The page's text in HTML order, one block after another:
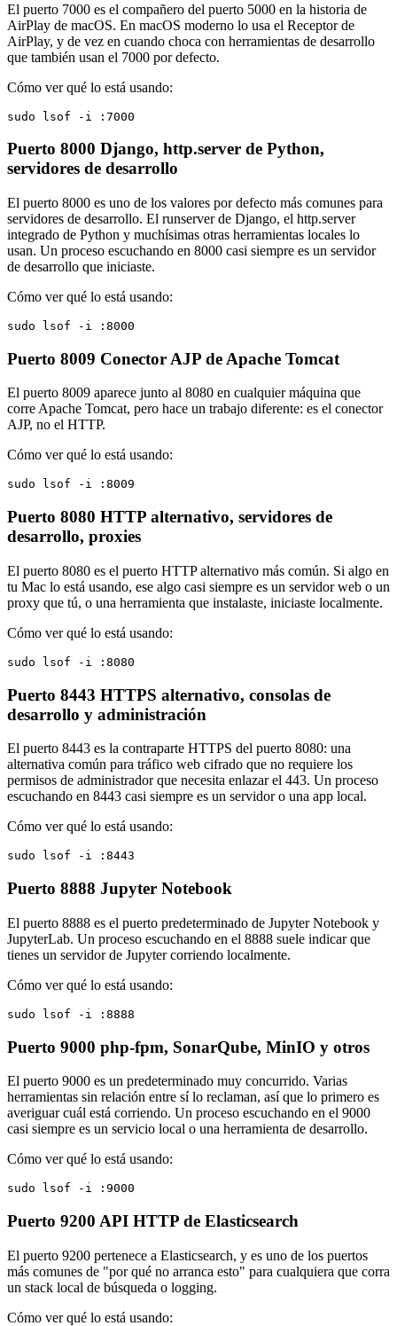
El puerto 7000 es el compañero del puerto 5000 en la historia de
AirPlay de macOS. En macOS moderno lo usa el Receptor de
AirPlay, y de vez en cuando choca con herramientas de desarrollo
que también usan el 7000 por defecto.
Cómo ver qué lo está usando:
sudo lsof -i :7000
Puerto 8000 Django, http.server de Python,
servidores de desarrollo
El puerto 8000 es uno de los valores por defecto más comunes para
servidores de desarrollo. El runserver de Django, el http.server
integrado de Python y muchísimas otras herramientas locales lo
usan. Un proceso escuchando en 8000 casi siempre es un servidor
de desarrollo que iniciaste.
Cómo ver qué lo está usando:
sudo lsof -i :8000
Puerto 8009 Conector AJP de Apache Tomcat
El puerto 8009 aparece junto al 8080 en cualquier máquina que
corre Apache Tomcat, pero hace un trabajo diferente: es el conector
AJP, no el HTTP.
Cómo ver qué lo está usando:
sudo lsof -i :8009
Puerto 8080 HTTP alternativo, servidores de
desarrollo, proxies
El puerto 8080 es el puerto HTTP alternativo más común. Si algo en
tu Mac lo está usando, ese algo casi siempre es un servidor web o un
proxy que tú, o una herramienta que instalaste, iniciaste localmente.
Cómo ver qué lo está usando:
sudo lsof -i :8080
Puerto 8443 HTTPS alternativo, consolas de
desarrollo y administración
El puerto 8443 es la contraparte HTTPS del puerto 8080: una
alternativa común para tráfico web cifrado que no requiere los
permisos de administrador que necesita enlazar el 443. Un proceso
escuchando en 8443 casi siempre es un servidor o una app local.
Cómo ver qué lo está usando:
sudo lsof -i :8443
Puerto 8888 Jupyter Notebook
El puerto 8888 es el puerto predeterminado de Jupyter Notebook y
JupyterLab. Un proceso escuchando en el 8888 suele indicar que
tienes un servidor de Jupyter corriendo localmente.
Cómo ver qué lo está usando:
sudo lsof -i :8888
Puerto 9000 php-fpm, SonarQube, MinIO y otros
El puerto 9000 es un predeterminado muy concurrido. Varias
herramientas sin relación entre sí lo reclaman, así que lo primero es
averiguar cuál está corriendo. Un proceso escuchando en el 9000
casi siempre es un servicio local o una herramienta de desarrollo.
Cómo ver qué lo está usando:
sudo lsof -i :9000
Puerto 9200 API HTTP de Elasticsearch
El puerto 9200 pertenece a Elasticsearch, y es uno de los puertos
más comunes de "por qué no arranca esto" para cualquiera que corra
un stack local de búsqueda o logging.
Cómo ver qué lo está usando: